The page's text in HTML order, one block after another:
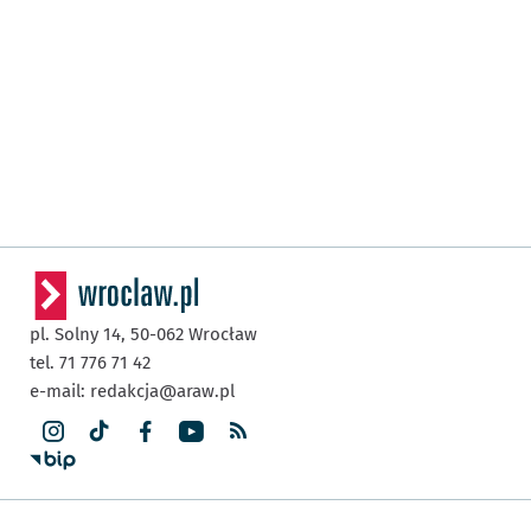
pl. Solny 14, 50-062 Wrocław
tel. 71 776 71 42
e-mail: redakcja@araw.pl